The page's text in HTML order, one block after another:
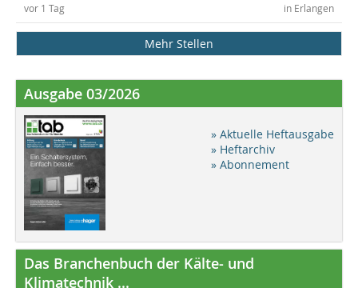
in Erlangen
vor 1 Tag
Mehr Stellen
Ausgabe 03/2026
» Aktuelle Heftausgabe
» Heftarchiv
» Abonnement
Das Branchenbuch der Kälte- und
Klimatechnik ...